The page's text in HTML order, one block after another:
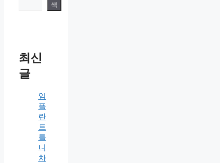
색
최신
글
임
플
란
트
틀
니
차